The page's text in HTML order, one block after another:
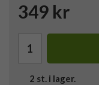
349 kr
2 st. i lager.